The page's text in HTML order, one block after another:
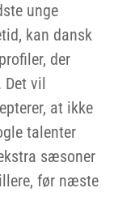
unge
kan dansk
der
vil
at ikke
talenter
sæsoner
før næste